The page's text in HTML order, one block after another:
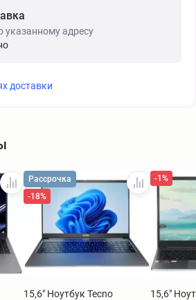
указанному адресу
доставки
Рассрочка
-18%
15,6" Ноутбук Tecno
-1%
15,6"